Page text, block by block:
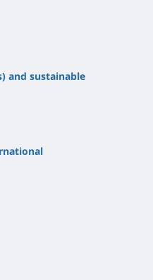
and sustainable